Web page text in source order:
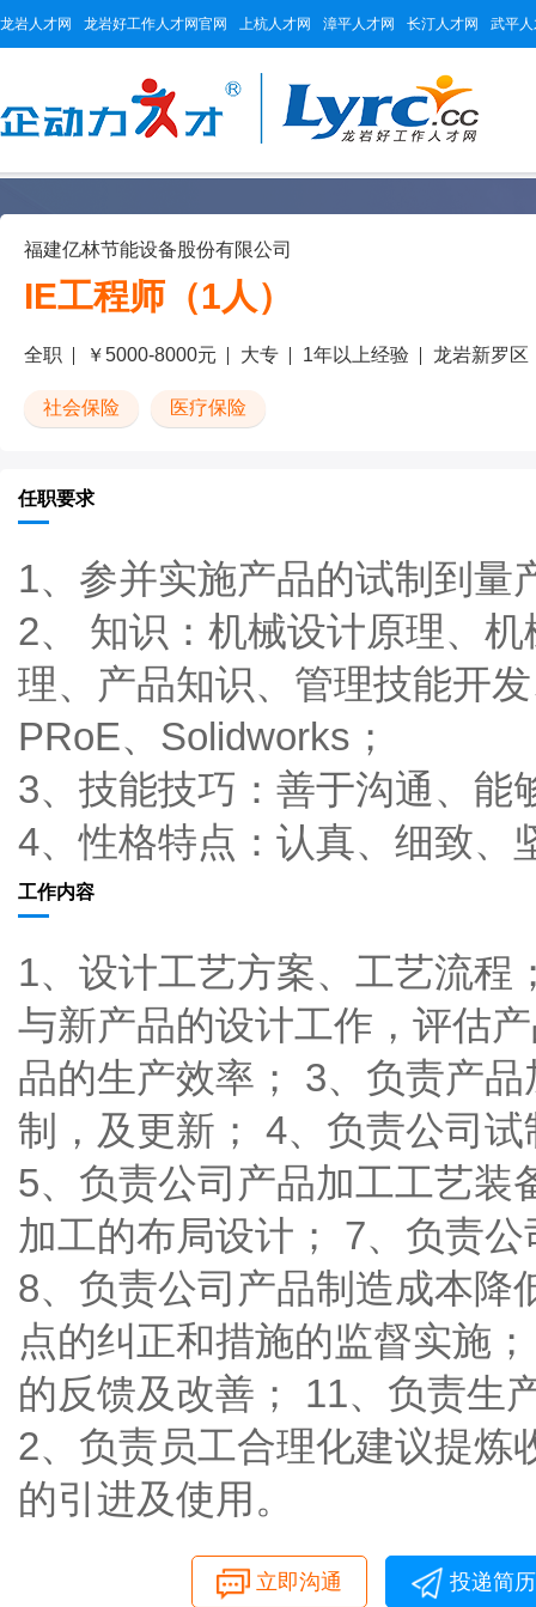
龙岩人才网 龙岩好工作人才网官网 上杭人才网 漳平人才网 长汀人才网 武平
福建亿林节能设备股份有限公司
IE工程师（1人）
全职 ￥5000-8000元 大专 1年以上经验 龙岩新罗区
社会保险 医疗保险
任职要求
1、参并实施产品的试制到量
2、 知识：机械设计原理、
理、产品知识、管理技能开
PRoE、Solidworks；
3、技能技巧：善于沟通、能
4、性格特点：认真、细致、
工作内容
1、设计工艺方案、工艺流程
与新产品的设计工作，评估
品的生产效率； 3、负责产
制，及更新； 4、负责公司
5、负责公司产品加工工艺装
加工的布局设计； 7、负责
8、负责公司产品制造成本降
点的纠正和措施的监督实施
的反馈及改善； 11、负责生
2、负责员工合理化建议提炼
的引进及使用。
立即沟通 投递简历